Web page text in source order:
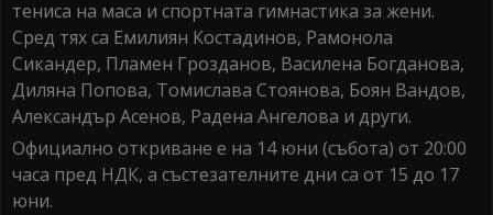
тениса на маса и спортната гимнастика за жени.
Сред тях са Емилиян Костадинов, Рамонола
Сикандер, Пламен Грозданов, Василена Богданова,
Диляна Попова, Томислава Стоянова, Боян Вандов,
Александър Асенов, Радена Ангелова и други.
Официално откриване е на 14 юни (събота) от 20:00
часа пред НДК, а състезателните дни са от 15 до 17
юни.